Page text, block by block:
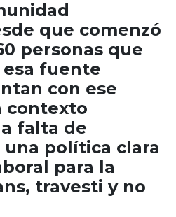
que comenzó
personas que
fuente
con ese
contexto
falta de
política clara
para la
travesti y no